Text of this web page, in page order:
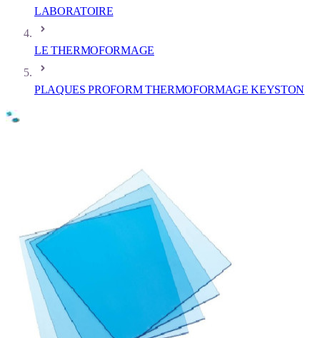
LABORATOIRE
LE THERMOFORMAGE
PLAQUES PROFORM THERMOFORMAGE KEYSTON